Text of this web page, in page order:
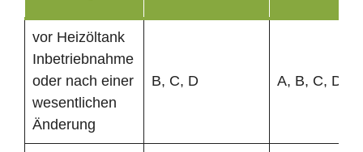
vor Heizöltank
Inbetriebnahme
oder nach einer
wesentlichen
Änderung
B, C, D A, B, C, D